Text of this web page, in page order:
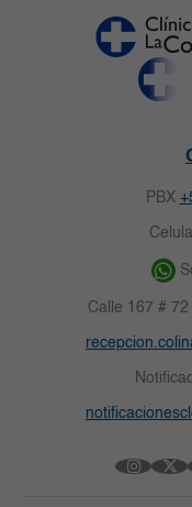
PBX
Calle 167 #